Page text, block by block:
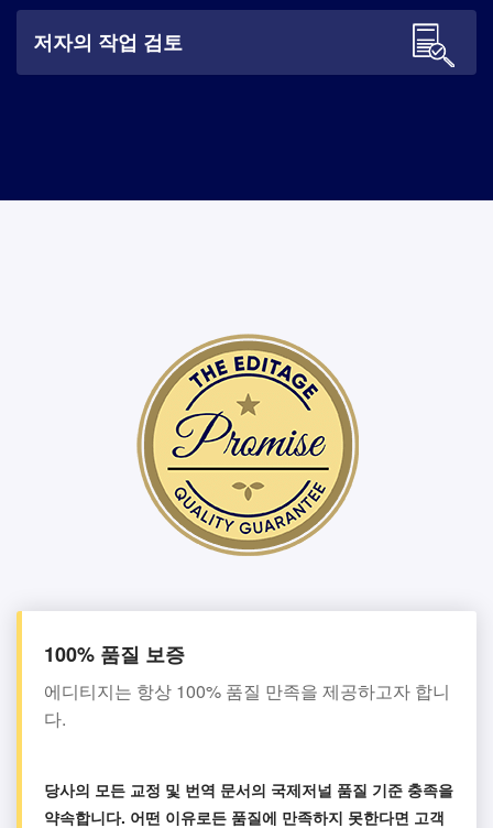
저자의 작업 검토
100% 품질 보증
에디티지는 항상 100% 품질 만족을 제공하고자 합니
다.
당사의 모든 교정 및 번역 문서의 국제저널 품질 기준 충족을
약속합니다. 어떤 이유로든 품질에 만족하지 못한다면 고객